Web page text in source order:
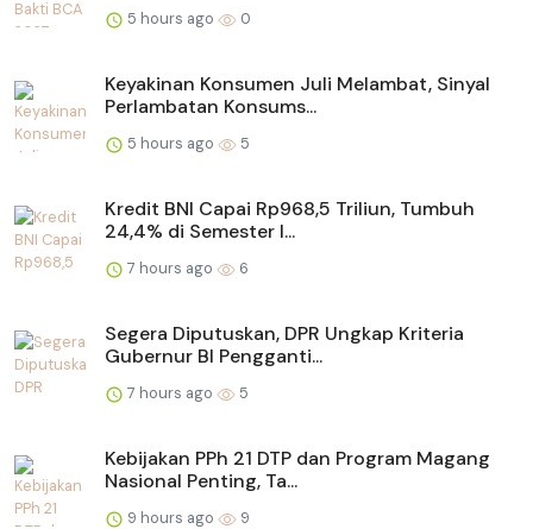
5 hours ago 0
Keyakinan Konsumen Juli Melambat, Sinyal
Perlambatan Konsums...
5 hours ago 5
Kredit BNI Capai Rp968,5 Triliun, Tumbuh
24,4% di Semester I...
7 hours ago 6
Segera Diputuskan, DPR Ungkap Kriteria
Gubernur BI Pengganti...
7 hours ago 5
Kebijakan PPh 21 DTP dan Program Magang
Nasional Penting, Ta...
9 hours ago 9